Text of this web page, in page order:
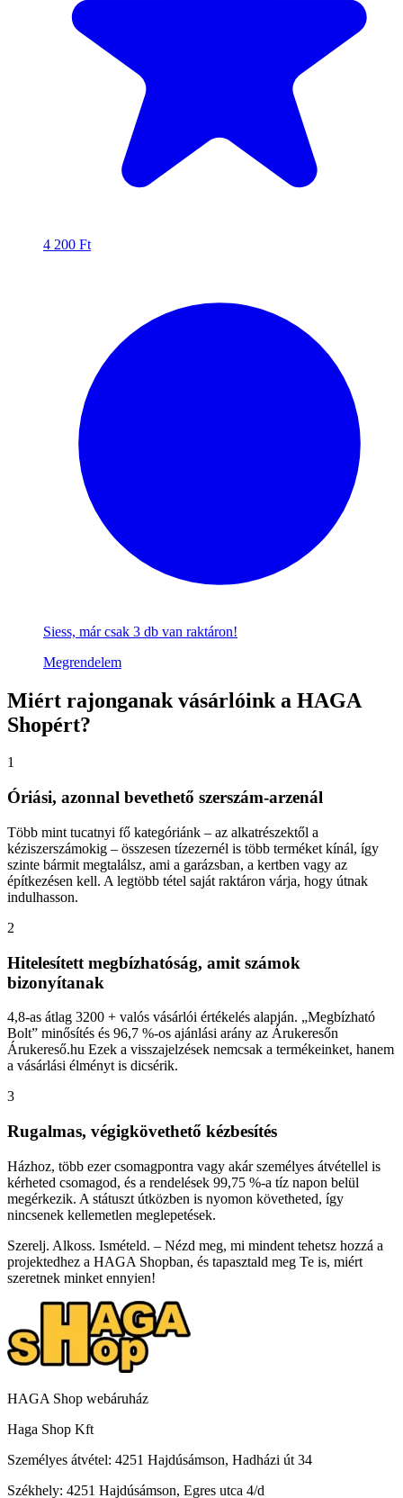
4 200 Ft
Siess, már csak 3 db van raktáron!
Megrendelem
Miért rajonganak vásárlóink a HAGA
Shopért?
1
Óriási, azonnal bevethető szerszám-arzenál
Több mint tucatnyi fő kategóriánk – az alkatrészektől a
kéziszerszámokig – összesen tízezernél is több terméket kínál, így
szinte bármit megtalálsz, ami a garázsban, a kertben vagy az
építkezésen kell. A legtöbb tétel saját raktáron várja, hogy útnak
indulhasson.
2
Hitelesített megbízhatóság, amit számok
bizonyítanak
4,8-as átlag 3200 + valós vásárlói értékelés alapján. „Megbízható
Bolt” minősítés és 96,7 %-os ajánlási arány az Árukeresőn
Árukereső.hu Ezek a visszajelzések nemcsak a termékeinket, hanem
a vásárlási élményt is dicsérik.
3
Rugalmas, végigkövethető kézbesítés
Házhoz, több ezer csomagpontra vagy akár személyes átvétellel is
kérheted csomagod, és a rendelések 99,75 %-a tíz napon belül
megérkezik. A státuszt útközben is nyomon követheted, így
nincsenek kellemetlen meglepetések.
Szerelj. Alkoss. Ismételd. – Nézd meg, mi mindent tehetsz hozzá a
projektedhez a HAGA Shopban, és tapasztald meg Te is, miért
szeretnek minket ennyien!
HAGA Shop webáruház
Haga Shop Kft
Személyes átvétel: 4251 Hajdúsámson, Hadházi út 34
Székhely: 4251 Hajdúsámson, Egres utca 4/d